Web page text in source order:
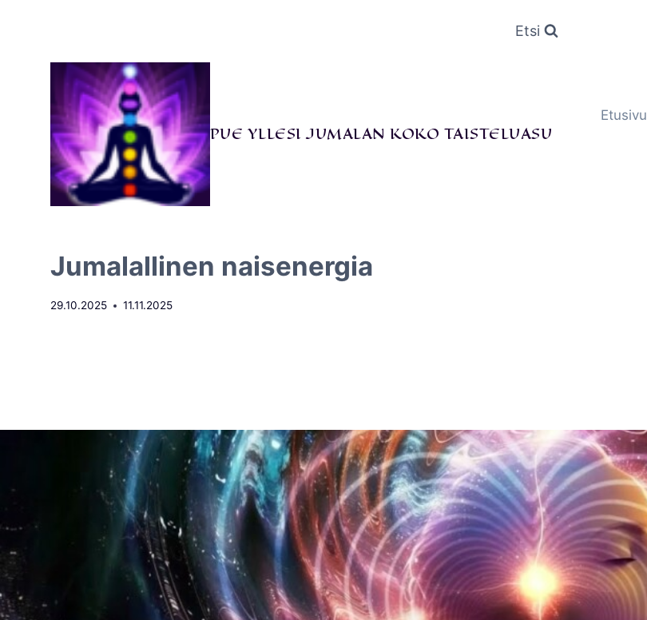
Etsi
PUE YLLESI JUMALAN KOKO TAISTELUASU
Etusivu
Jumalallinen naisenergia
29.10.2025 11.11.2025